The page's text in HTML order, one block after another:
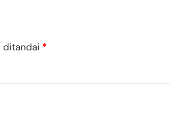
ditandai *